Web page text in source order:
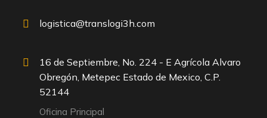
logistica@translogi3h.com
16 de Septiembre, No. 224 - E Agrícola Alvaro
Obregón, Metepec Estado de Mexico, C.P.
52144
Oficina Principal